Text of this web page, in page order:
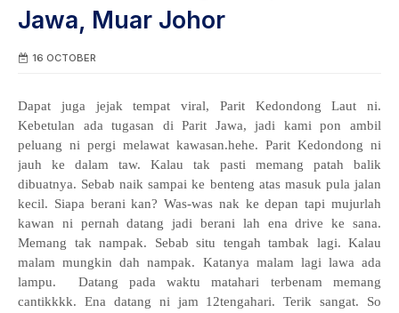
Jawa, Muar Johor
16 OCTOBER
Dapat juga jejak tempat viral, Parit Kedondong Laut ni.
Kebetulan ada tugasan di Parit Jawa, jadi kami pon ambil
peluang ni pergi melawat kawasan.hehe. Parit Kedondong ni
jauh ke dalam taw. Kalau tak pasti memang patah balik
dibuatnya. Sebab naik sampai ke benteng atas masuk pula jalan
kecil. Siapa berani kan? Was-was nak ke depan tapi mujurlah
kawan ni pernah datang jadi berani lah ena drive ke sana.
Memang tak nampak. Sebab situ tengah tambak lagi. Kalau
malam mungkin dah nampak. Katanya malam lagi lawa ada
lampu. Datang pada waktu matahari terbenam memang
cantikkkk. Ena datang ni jam 12tengahari. Terik sangat. So